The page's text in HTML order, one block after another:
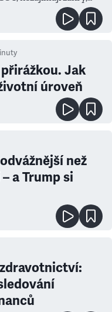
Jak
úroveň
než
a Trump si